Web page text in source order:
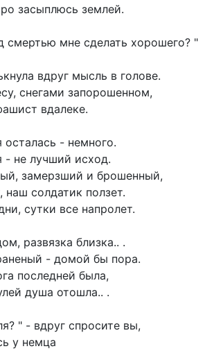
засыплюсь землей.
смертью мне сделать хорошего? "
вдруг мысль в голове.
снегами запорошенном,
вдалеке.
осталась - немного.
- не лучший исход.
замерзший и брошенный,
наш солдатик ползет.
сутки все напролет.
развязка близка.. .
- домой бы пора.
последней была,
душа отошла.. .
" - вдруг спросите вы,
у немца